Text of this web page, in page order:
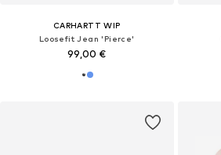
CARHARTT WIP
Loosefit Jean 'Pierce'
99,00 €